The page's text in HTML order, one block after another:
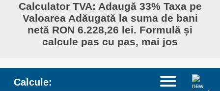
Calculator TVA: Adaugă 33% Taxa pe
Valoarea Adăugată la suma de bani
netă RON 6.228,26 lei. Formulă și
calcule pas cu pas, mai jos
Calcule: